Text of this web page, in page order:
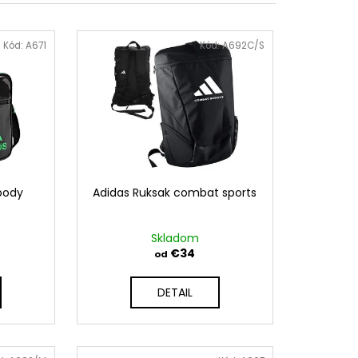
Kód: A671
Adidas Ruksak combat sports
Skladom
od €34
DETAIL
Kód:A692C/S
S KAPUCŇOU